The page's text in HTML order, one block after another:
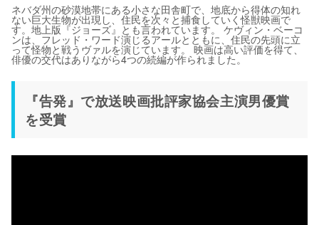
ネバダ州の砂漠地帯にある小さな田舎町で、地底から得体の知れ
ない巨大生物が出現し、住民を次々と捕食していく怪獣映画で
す。地上版『ジョーズ』とも言われています。 ケヴィン・ベーコ
ンは、フレッド・ワード演じるアールとともに、住民の先頭に立
って怪物と戦うヴァルを演じています。 映画は高い評価を得て、
俳優の交代はありながら4つの続編が作られました。
『告発』で放送映画批評家協会主演男優賞
を受賞